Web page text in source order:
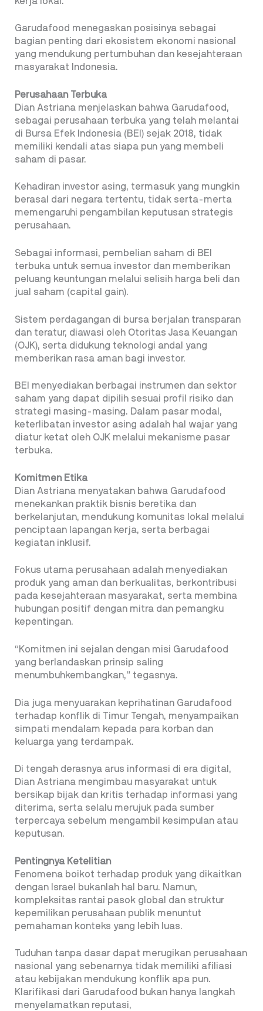
Garudafood menegaskan posisinya sebagai
bagian penting dari ekosistem ekonomi nasional
yang mendukung pertumbuhan dan kesejahteraan
masyarakat Indonesia.
Perusahaan Terbuka
Dian Astriana menjelaskan bahwa Garudafood,
sebagai perusahaan terbuka yang telah melantai
di Bursa Efek Indonesia (BEI) sejak 2018, tidak
memiliki kendali atas siapa pun yang membeli
saham di pasar.
Kehadiran investor asing, termasuk yang mungkin
berasal dari negara tertentu, tidak serta-merta
memengaruhi pengambilan keputusan strategis
perusahaan.
Sebagai informasi, pembelian saham di BEI
terbuka untuk semua investor dan memberikan
peluang keuntungan melalui selisih harga beli dan
jual saham (capital gain).
Sistem perdagangan di bursa berjalan transparan
dan teratur, diawasi oleh Otoritas Jasa Keuangan
(OJK), serta didukung teknologi andal yang
memberikan rasa aman bagi investor.
BEI menyediakan berbagai instrumen dan sektor
saham yang dapat dipilih sesuai profil risiko dan
strategi masing-masing. Dalam pasar modal,
keterlibatan investor asing adalah hal wajar yang
diatur ketat oleh OJK melalui mekanisme pasar
terbuka.
Komitmen Etika
Dian Astriana menyatakan bahwa Garudafood
menekankan praktik bisnis beretika dan
berkelanjutan, mendukung komunitas lokal melalui
penciptaan lapangan kerja, serta berbagai
kegiatan inklusif.
Fokus utama perusahaan adalah menyediakan
produk yang aman dan berkualitas, berkontribusi
pada kesejahteraan masyarakat, serta membina
hubungan positif dengan mitra dan pemangku
kepentingan.
“Komitmen ini sejalan dengan misi Garudafood
yang berlandaskan prinsip saling
menumbuhkembangkan,” tegasnya.
Dia juga menyuarakan keprihatinan Garudafood
terhadap konflik di Timur Tengah, menyampaikan
simpati mendalam kepada para korban dan
keluarga yang terdampak.
Di tengah derasnya arus informasi di era digital,
Dian Astriana mengimbau masyarakat untuk
bersikap bijak dan kritis terhadap informasi yang
diterima, serta selalu merujuk pada sumber
terpercaya sebelum mengambil kesimpulan atau
keputusan.
Pentingnya Ketelitian
Fenomena boikot terhadap produk yang dikaitkan
dengan Israel bukanlah hal baru. Namun,
kompleksitas rantai pasok global dan struktur
kepemilikan perusahaan publik menuntut
pemahaman konteks yang lebih luas.
Tuduhan tanpa dasar dapat merugikan perusahaan
nasional yang sebenarnya tidak memiliki afiliasi
atau kebijakan mendukung konflik apa pun.
Klarifikasi dari Garudafood bukan hanya langkah
menyelamatkan reputasi,